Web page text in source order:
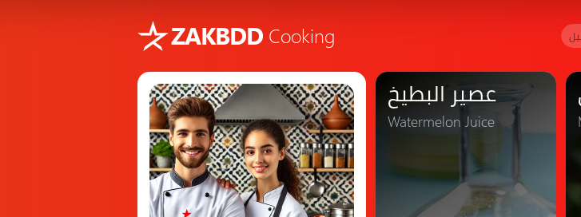
ZAKBDD Cooking
عصير البطيخ
Watermelon Juice